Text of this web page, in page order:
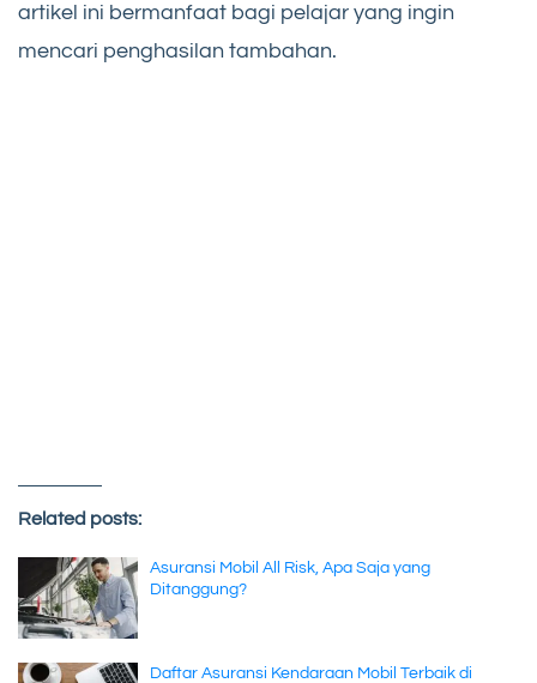
artikel ini bermanfaat bagi pelajar yang ingin
mencari penghasilan tambahan.
Related posts:
Asuransi Mobil All Risk, Apa Saja yang
Ditanggung?
Daftar Asuransi Kendaraan Mobil Terbaik di